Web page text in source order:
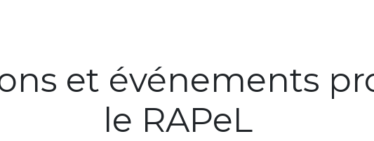
et événements
le RAPeL